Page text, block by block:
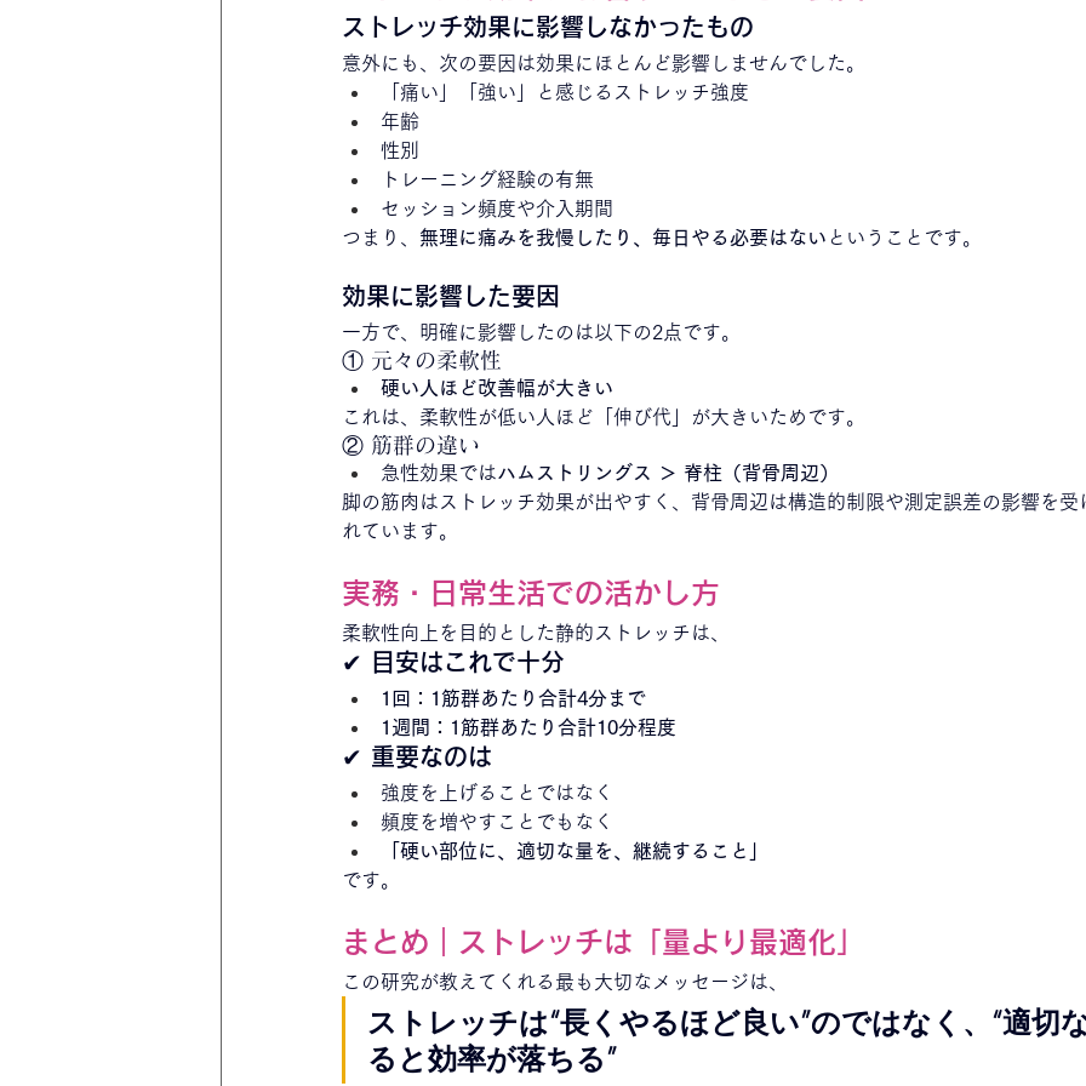
ストレッチ効果に影響しなかったもの
意外にも、次の要因は効果にほとんど影響しませんでした。
「痛い」「強い」と感じるストレッチ強度
年齢
性別
トレーニング経験の有無
セッション頻度や介入期間
つまり、 無理に痛みを我慢したり、毎日やる必要はない ということです。
効果に影響した要因
一方で、明確に影響したのは以下の2点です。
① 元々の柔軟性
硬い人ほど改善幅が大きい
これは、柔軟性が低い人ほど「伸び代」が大きいためです。
② 筋群の違い
急性効果ではハムストリングス ＞ 脊柱（背骨周辺）
脚の筋肉はストレッチ効果が出やすく、背骨周辺は構造的制限や測定誤差の影響を受
れています。
実務・日常生活での活かし方
柔軟性向上を目的とした静的ストレッチは、
✔ 目安はこれで十分
1回：1筋群あたり合計4分まで
1週間：1筋群あたり合計10分程度
✔ 重要なのは
強度を上げることではなく
頻度を増やすことでもなく
「硬い部位に、適切な量を、継続すること」
です。
まとめ｜ストレッチは「量より最適化」
この研究が教えてくれる最も大切なメッセージは、
ストレッチは“長くやるほど良い”のではなく、“適切
ると効率が落ちる”